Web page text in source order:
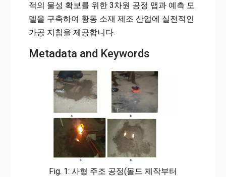
적의 물성 확보를 위한 3차원 공정 맵과 예측 모
델을 구축하여 황동 소재 제조 산업에 실전적인
가공 지침을 제공합니다.
Metadata and Keywords
Fig. 1: 사형 주조 공정(몰드 제작부터